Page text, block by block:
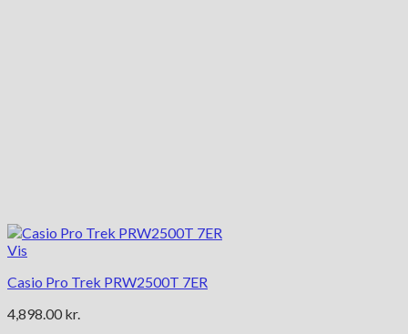
Vis
Casio Pro Trek PRW2500T 7ER
4,898.00 kr.